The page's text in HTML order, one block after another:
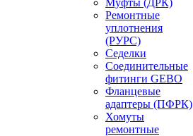
Муфты (ДРК)
Ремонтные
уплотнения
(РУРС)
Седелки
Соединительные
фитинги GEBO
Фланцевые
адаптеры (ПФРК)
Хомуты
ремонтные